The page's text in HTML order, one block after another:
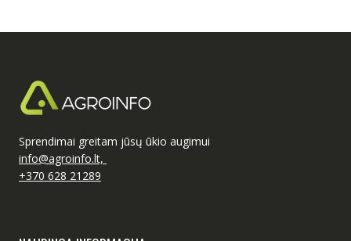
Sprendimai greitam jūsų ūkio augimui
info@agroinfo.lt,
+370 628 21289